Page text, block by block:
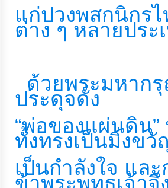
ท้อง
ถิ่น
ข้อมูล
การ
ติดต่อ
แก่ปวงพสกนิกร
ต่าง ๆ หลายประ
ด้วยพระมหาก
ประดุจดั่ง
“พ่อของแผ่นดิน
ทั้งทรงเป็นมิ่งข
เป็นกำลังใจ แล
ข้าพระพุทธเจ้า